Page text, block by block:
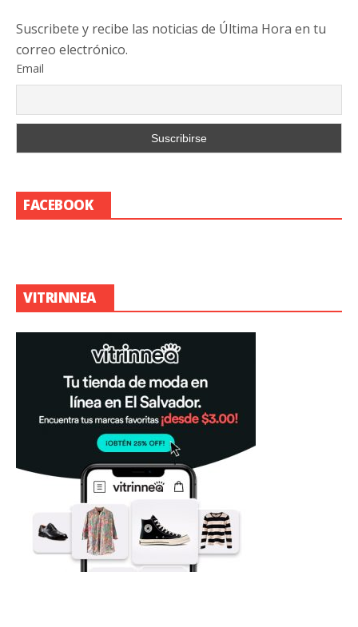
Suscribete y recibe las noticias de Última Hora en tu
correo electrónico.
Email
FACEBOOK
VITRINNEA